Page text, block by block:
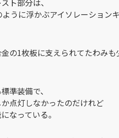
うに浮かぶアイソレーション
の1枚板に支えられてたわみも
準装備で、
点灯しなかったのだけれど
なっている。